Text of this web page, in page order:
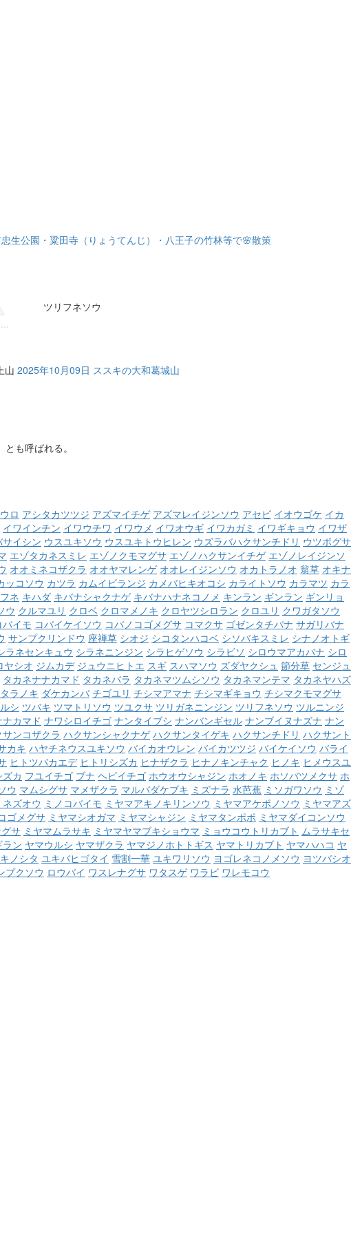
生公園・粱田寺（りょうてんじ）・八王子の竹林等で🌸散策
ツリフネソウ
山 2025年10月09日 ススキの大和葛城山
とも呼ばれる。
ロ アシタカツツジ アズマイチゲ アズマレイジンソウ アセビ イオウゴケ イカ
イワインチン イワウチワ イワウメ イワオウギ イワカガミ イワギキョウ イワザ
サイシン ウスユキソウ ウスユキトウヒレン ウズラバハクサンチドリ ウツボグサ
エゾタカネスミレ エゾノクモマグサ エゾノハクサンイチゲ エゾノレイジンソ
オオミネコザクラ オオヤマレンゲ オオレイジンソウ オカトラノオ 翁草 オキナ
ッコソウ カツラ カムイビランジ カメバヒキオコシ カライトソウ カラマツ カラ
ネ キハダ キバナシャクナゲ キバナハナネコノメ キンラン ギンラン ギンリョ
ウ クルマユリ クロベ クロマメノキ クロヤツシロラン クロユリ クワガタソウ
バイモ コバイケイソウ コバノコゴメグサ コマクサ ゴゼンタチバナ サガリバナ
サンプクリンドウ 座禅草 シオジ シコタンハコベ シソバキスミレ シナノオトギ
ラネセンキュウ シラネニンジン シラヒゲソウ シラビソ シロウマアカバナ シロ
ヤシオ ジムカデ ジュウニヒトエ スギ スハマソウ ズダヤクシュ 節分草 センジュ
タカネナナカマド タカネバラ タカネマツムシソウ タカネマンテマ タカネヤハズ
タラノキ ダケカンバ チゴユリ チシマアマナ チシマギキョウ チシマクモマグサ
シ ツバキ ツマトリソウ ツユクサ ツリガネニンジン ツリフネソウ ツルニンジ
ナカマド ナワシロイチゴ ナンタイブシ ナンバンギセル ナンブイヌナズナ ナン
ンコザクラ ハクサンシャクナゲ ハクサンタイゲキ ハクサンチドリ ハクサント
カキ ハヤチネウスユキソウ バイカオウレン バイカツツジ バイケイソウ バライ
ヒトツバカエデ ヒトリシズカ ヒナザクラ ヒナノキンチャク ヒノキ ヒメウスユ
カ フユイチゴ ブナ ヘビイチゴ ホウオウシャジン ホオノキ ホソバツメクサ ホ
ウ マムシグサ マメザクラ マルバダケブキ ミズナラ 水芭蕉 ミソガワソウ ミゾ
ネズオウ ミノコバイモ ミヤマアキノキリンソウ ミヤマアケボノソウ ミヤマアズ
ゴメグサ ミヤマシオガマ ミヤマシャジン ミヤマタンポポ ミヤマダイコンソウ
サ ミヤマムラサキ ミヤマヤマブキショウマ ミョウコウトリカブト ムラサキセ
ラン ヤマウルシ ヤマザクラ ヤマジノホトトギス ヤマトリカブト ヤマハハコ ヤ
ノシタ ユキバヒゴタイ 雪割一華 ユキワリソウ ヨゴレネコノメソウ ヨツバシオ
プクソウ ロウバイ ワスレナグサ ワタスゲ ワラビ ワレモコウ